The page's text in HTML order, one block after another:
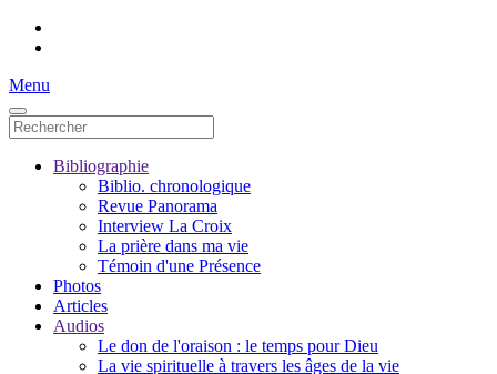
Menu
Bibliographie
Biblio. chronologique
Revue Panorama
Interview La Croix
La prière dans ma vie
Témoin d'une Présence
Photos
Articles
Audios
Le don de l'oraison : le temps pour Dieu
La vie spirituelle à travers les âges de la vie